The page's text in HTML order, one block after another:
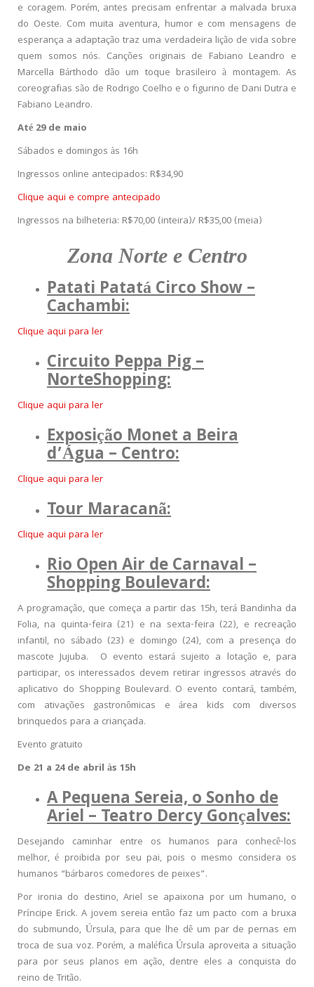
e coragem. Porém, antes precisam enfrentar a malvada bruxa
do Oeste. Com muita aventura, humor e com mensagens de
esperança a adaptação traz uma verdadeira lição de vida sobre
quem somos nós. Canções originais de Fabiano Leandro e
Marcella Bárthodo dão um toque brasileiro à montagem. As
coreografias são de Rodrigo Coelho e o figurino de Dani Dutra e
Fabiano Leandro.
Até 29 de maio
Sábados e domingos às 16h
Ingressos online antecipados: R$34,90
Clique aqui e compre antecipado
Ingressos na bilheteria: R$70,00 (inteira)/ R$35,00 (meia)
Zona Norte e Centro
Patati Patatá Circo Show –
Cachambi:
Clique aqui para ler
Circuito Peppa Pig –
NorteShopping:
Clique aqui para ler
Exposição Monet a Beira
d’Água – Centro:
Clique aqui para ler
Tour Maracanã:
Clique aqui para ler
Rio Open Air de Carnaval –
Shopping Boulevard:
A programação, que começa a partir das 15h, terá Bandinha da
Folia, na quinta-feira (21) e na sexta-feira (22), e recreação
infantil, no sábado (23) e domingo (24), com a presença do
mascote Jujuba. O evento estará sujeito a lotação e, para
participar, os interessados devem retirar ingressos através do
aplicativo do Shopping Boulevard. O evento contará, também,
com ativações gastronômicas e área kids com diversos
brinquedos para a criançada.
Evento gratuito
De 21 a 24 de abril às 15h
A Pequena Sereia, o Sonho de
Ariel – Teatro Dercy Gonçalves:
Desejando caminhar entre os humanos para conhecê-los
melhor, é proibida por seu pai, pois o mesmo considera os
humanos “bárbaros comedores de peixes”.
Por ironia do destino, Ariel se apaixona por um humano, o
Príncipe Erick. A jovem sereia então faz um pacto com a bruxa
do submundo, Úrsula, para que lhe dê um par de pernas em
troca de sua voz. Porém, a maléfica Úrsula aproveita a situação
para por seus planos em ação, dentre eles a conquista do
reino de Tritão.